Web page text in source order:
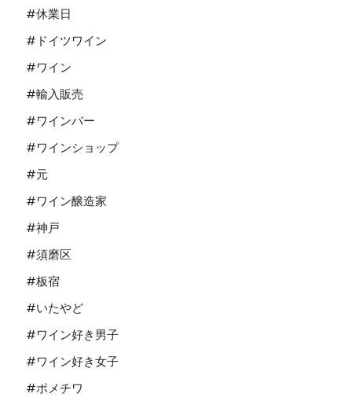
#休業日
#ドイツワイン
#ワイン
#輸入販売
#ワインバー
#ワインショップ
#元
#ワイン醸造家
#神戸
#須磨区
#板宿
#いたやど
#ワイン好き男子
#ワイン好き女子
#ポメチワ